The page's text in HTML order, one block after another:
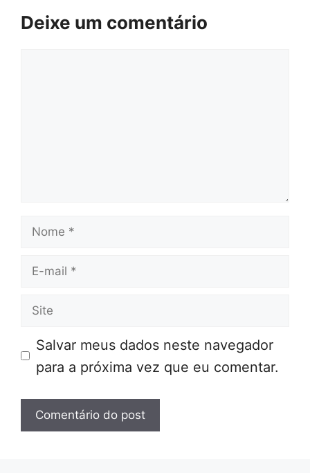
Deixe um comentário
Nome
E-
Site
Salvar meus dados neste navegador
para a próxima vez que eu comentar.